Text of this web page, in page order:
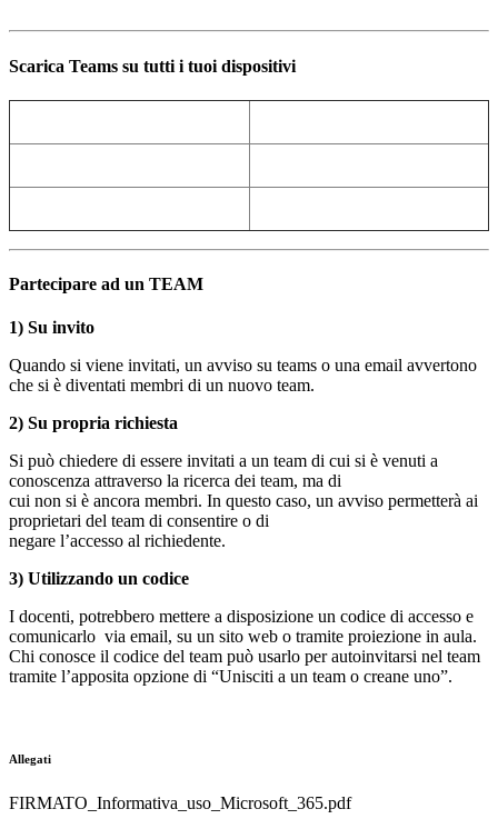
Scarica Teams su tutti i tuoi dispositivi
Partecipare ad un TEAM
1) Su invito
Quando si viene invitati, un avviso su teams o una email avvertono
che si è diventati membri di un nuovo team.
2) Su propria richiesta
Si può chiedere di essere invitati a un team di cui si è venuti a
conoscenza attraverso la ricerca dei team, ma di
cui non si è ancora membri. In questo caso, un avviso permetterà ai
proprietari del team di consentire o di
negare l’accesso al richiedente.
3) Utilizzando un codice
I docenti, potrebbero mettere a disposizione un codice di accesso e
comunicarlo via email, su un sito web o tramite proiezione in aula.
Chi conosce il codice del team può usarlo per autoinvitarsi nel team
tramite l’apposita opzione di “Unisciti a un team o creane uno”.
Allegati
FIRMATO_Informativa_uso_Microsoft_365.pdf